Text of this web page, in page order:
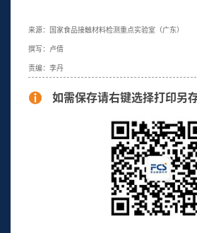
来源：国家食品接触材料检测重点实验室（广东）
撰写：卢倩
责编：李丹
如需保存请右键选择打印另